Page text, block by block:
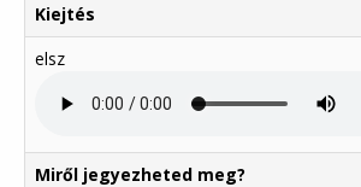
Kiejtés
elsz
Miről jegyezheted meg?